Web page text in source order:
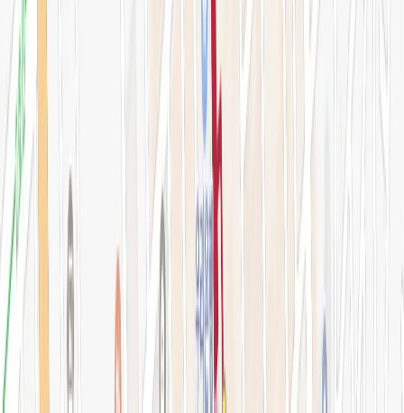
아비쥬 의원
간이예약창
강남점 본관
STEP 01. 시술 선택